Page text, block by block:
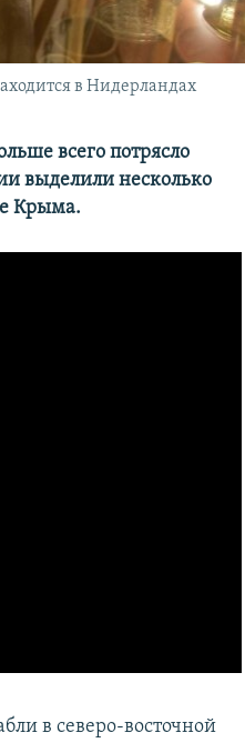
в Нидерландах
всего потрясло
выделили несколько
Крыма.
в северо-восточной